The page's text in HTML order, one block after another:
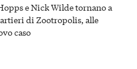
e Nick Wilde tornano a
di Zootropolis, alle
caso